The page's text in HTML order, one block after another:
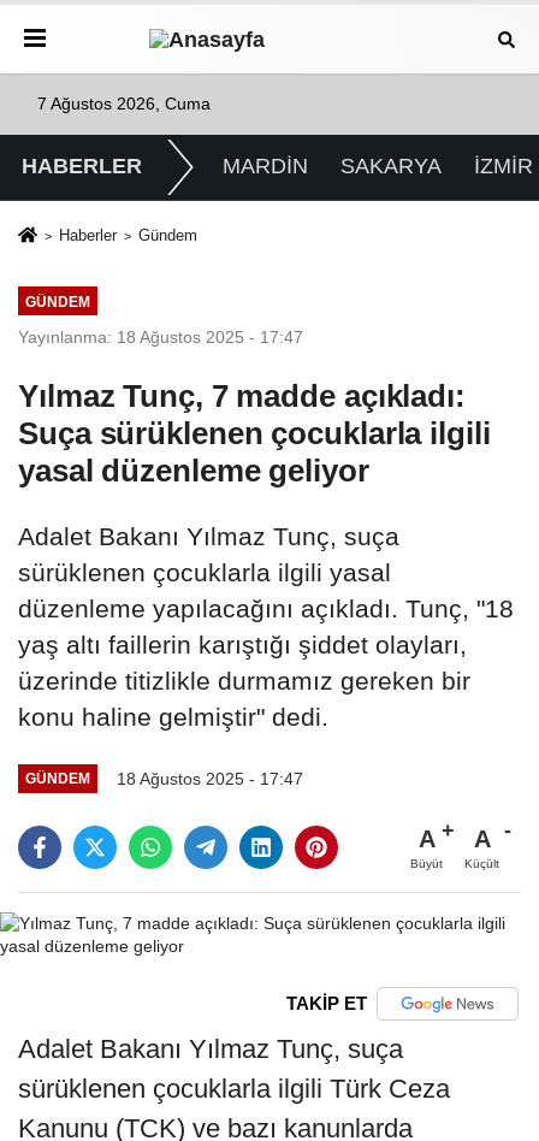
7 Ağustos 2026, Cuma
HABERLER MARDİN SAKARYA İZMİR
Haberler Gündem
GÜNDEM
Yayınlanma: 18 Ağustos 2025 - 17:47
Yılmaz Tunç, 7 madde açıkladı:
Suça sürüklenen çocuklarla ilgili
yasal düzenleme geliyor
Adalet Bakanı Yılmaz Tunç, suça
sürüklenen çocuklarla ilgili yasal
düzenleme yapılacağını açıkladı. Tunç, "18
yaş altı faillerin karıştığı şiddet olayları,
üzerinde titizlikle durmamız gereken bir
konu haline gelmiştir" dedi.
GÜNDEM 18 Ağustos 2025 - 17:47
A
Büyüt
A
Küçült
TAKİP ET
Adalet Bakanı Yılmaz Tunç, suça
sürüklenen çocuklarla ilgili Türk Ceza
Kanunu (TCK) ve bazı kanunlarda